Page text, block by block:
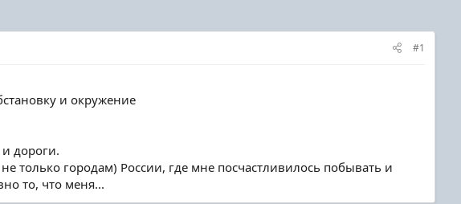
#1
и окружение
и дороги.
только городам) России, где мне посчастливилось побывать и
то, что меня...